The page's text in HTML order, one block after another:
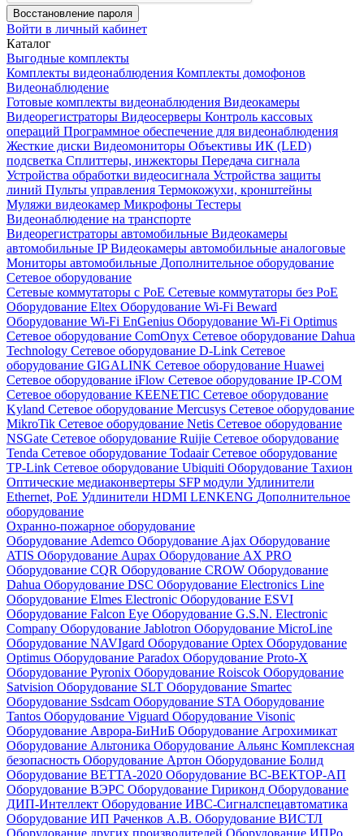
Восстановление пароля
Войти в личный кабинет
Каталог
Выгодные комплекты
Комплекты видеонаблюдения Комплекты домофонов
Видеонаблюдение
Готовые комплекты видеонаблюдения Видеокамеры
Видеорегистраторы Видеосерверы Контроль кассовых
операций Программное обеспечение для видеонаблюдения
Жесткие диски Видеомониторы Объективы ИК (LED)
подсветка Сплиттеры, инжекторы Передача сигнала
Устройства обработки видеосигнала Устройства защиты
линий Пульты управления Термокожухи, кронштейны
Муляжи видеокамер Микрофоны Тестеры
Видеонаблюдение на транспорте
Видеорегистраторы автомобильные Видеокамеры
автомобильные IPВидеокамеры автомобильные аналоговые
Мониторы автомобильные Дополнительное оборудование
Сетевое оборудование
Сетевые коммутаторы с РоЕ Сетевые коммутаторы без РоЕ
Оборудование Eltex Оборудование Wi-Fi Beward
Оборудование Wi-Fi EnGenius Оборудование Wi-Fi Optimus
Сетевое оборудование ComOnyx Сетевое оборудование Dahua
Technology Сетевое оборудование D-Link Сетевое
оборудование GIGALINK Сетевое оборудование Huawei
Сетевое оборудование iFlow Сетевое оборудование IP-COM
Сетевое оборудование KEENETIC Сетевое оборудование
Kyland Сетевое оборудование Mercusys Сетевое оборудование
MikroTik Сетевое оборудование Netis Сетевое оборудование
NSGate Сетевое оборудование Ruijie Сетевое оборудование
Tenda Сетевое оборудование TodaairСетевое оборудование
TP-Link Сетевое оборудование Ubiquiti Оборудование Тахион
Оптические медиаконвертеры SFP модули Удлинители
Ethernet, PoE Удлинители HDMI LENKENG Дополнительное
оборудование
Охранно-пожарное оборудование
Оборудование Ademco Оборудование Ajax Оборудование
ATIS Оборудование Aupax Оборудование AX PRO
Оборудование CQR Оборудование CROW Оборудование
Dahua Оборудование DSC Оборудование Electronics Line
Оборудование Elmes Electronic Оборудование ESVI
Оборудование Falcon Eye Оборудование G.S.N. Electronic
Company Оборудование Jablotron Оборудование MicroLine
Оборудование NAVIgard Оборудование Optex Оборудование
Optimus Оборудование Paradox Оборудование Proto-X
Оборудование Pyronix Оборудование Roiscok Оборудование
Satvision Оборудование SLT Оборудование Smartec
Оборудование Ssdcam Оборудование STA Оборудование
Tantos Оборудование Viguard Оборудование Visonic
Оборудование Аврора-БиНиБ Оборудование Агрохимикат
Оборудование Альтоника Оборудование Альянс Комплексная
безопасность Оборудование Артон Оборудование Болид
Оборудование ВЕТТА-2020 Оборудование ВС-ВЕКТОР-АП
Оборудование ВЭРС Оборудование Гириконд Оборудование
ДИП-Интеллект Оборудование ИВС-Сигналспецавтоматика
Оборудование ИП Раченков А.В. Оборудование ВИСТЛ
Оборудование других производителей Оборудование ИПРо